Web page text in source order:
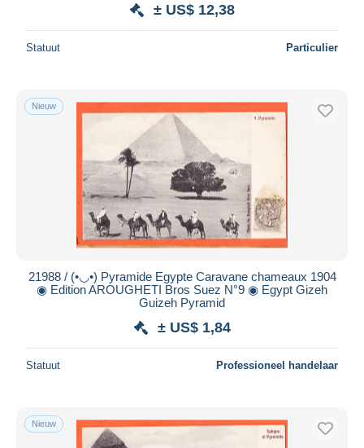
± US$ 12,38
Statuut Particulier
Nieuw
21988 / (•◡•) Pyramide Egypte Caravane chameaux 1904
◉ Edition AROUGHETI Bros Suez N°9 ◉ Egypt Gizeh
Guizeh Pyramid
± US$ 1,84
Statuut Professioneel handelaar
Nieuw